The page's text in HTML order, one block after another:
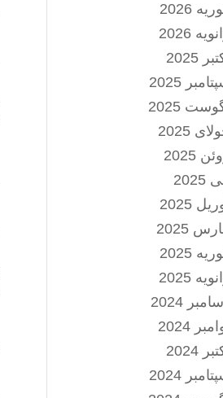
2026
2026
2025
2025
2025
2025
2025
2025
2025
2025
2025
2025
2024
2024
2024
2024